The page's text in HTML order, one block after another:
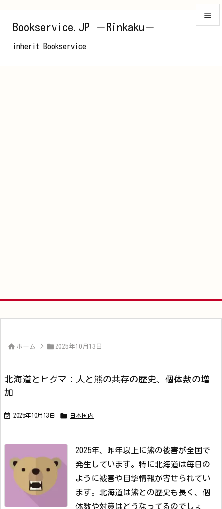
Bookservice.JP －Rinkaku－
inherit Bookservice

 ホーム >  2025年10月13日
北海道とヒグマ：人と熊の共存の歴史、個体数の増
加
 2025年10月13日  日本国内
2025年、昨年以上に熊の被害が全国で
発生しています。特に北海道は毎日の
ように被害や目撃情報が寄せられてい
ます。 北海道は熊との歴史も長く、個
体数や対策はどうなってるのでしょ